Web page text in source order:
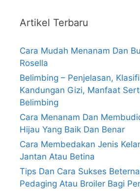
Artikel Terbaru
Cara Mudah Menanam Dan
Rosella
Belimbing – Penjelasan,
Kandungan Gizi, Manfaat
Belimbing
Cara Menanam Dan
Hijau Yang Baik Dan Benar
Cara Membedakan Jenis
Jantan Atau Betina
Tips Dan Cara Sukses
Pedaging Atau Broiler Bagi